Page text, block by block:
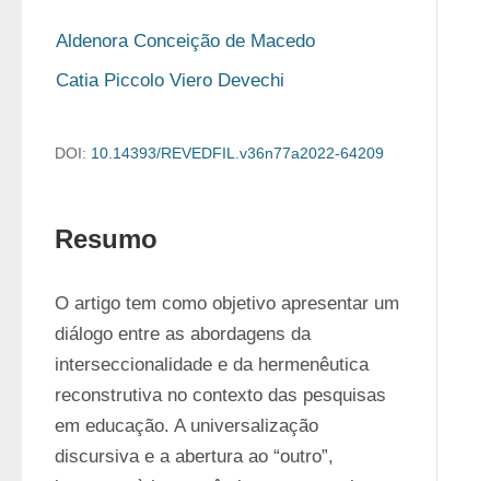
Aldenora Conceição de Macedo
Catia Piccolo Viero Devechi
DOI: 10.14393/REVEDFIL.v36n77a2022-64209
Resumo
O artigo tem como objetivo apresentar um
diálogo entre as abordagens da
interseccionalidade e da hermenêutica
reconstrutiva no contexto das pesquisas
em educação. A universalização
discursiva e a abertura ao “outro”,